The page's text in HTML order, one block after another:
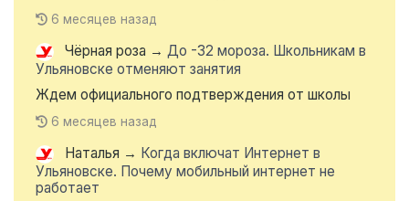
6 месяцев назад
Чёрная роза → До -32 мороза. Школьникам в
Ульяновске отменяют занятия
Ждем официального подтверждения от школы
6 месяцев назад
Наталья → Когда включат Интернет в
Ульяновске. Почему мобильный интернет не
работает